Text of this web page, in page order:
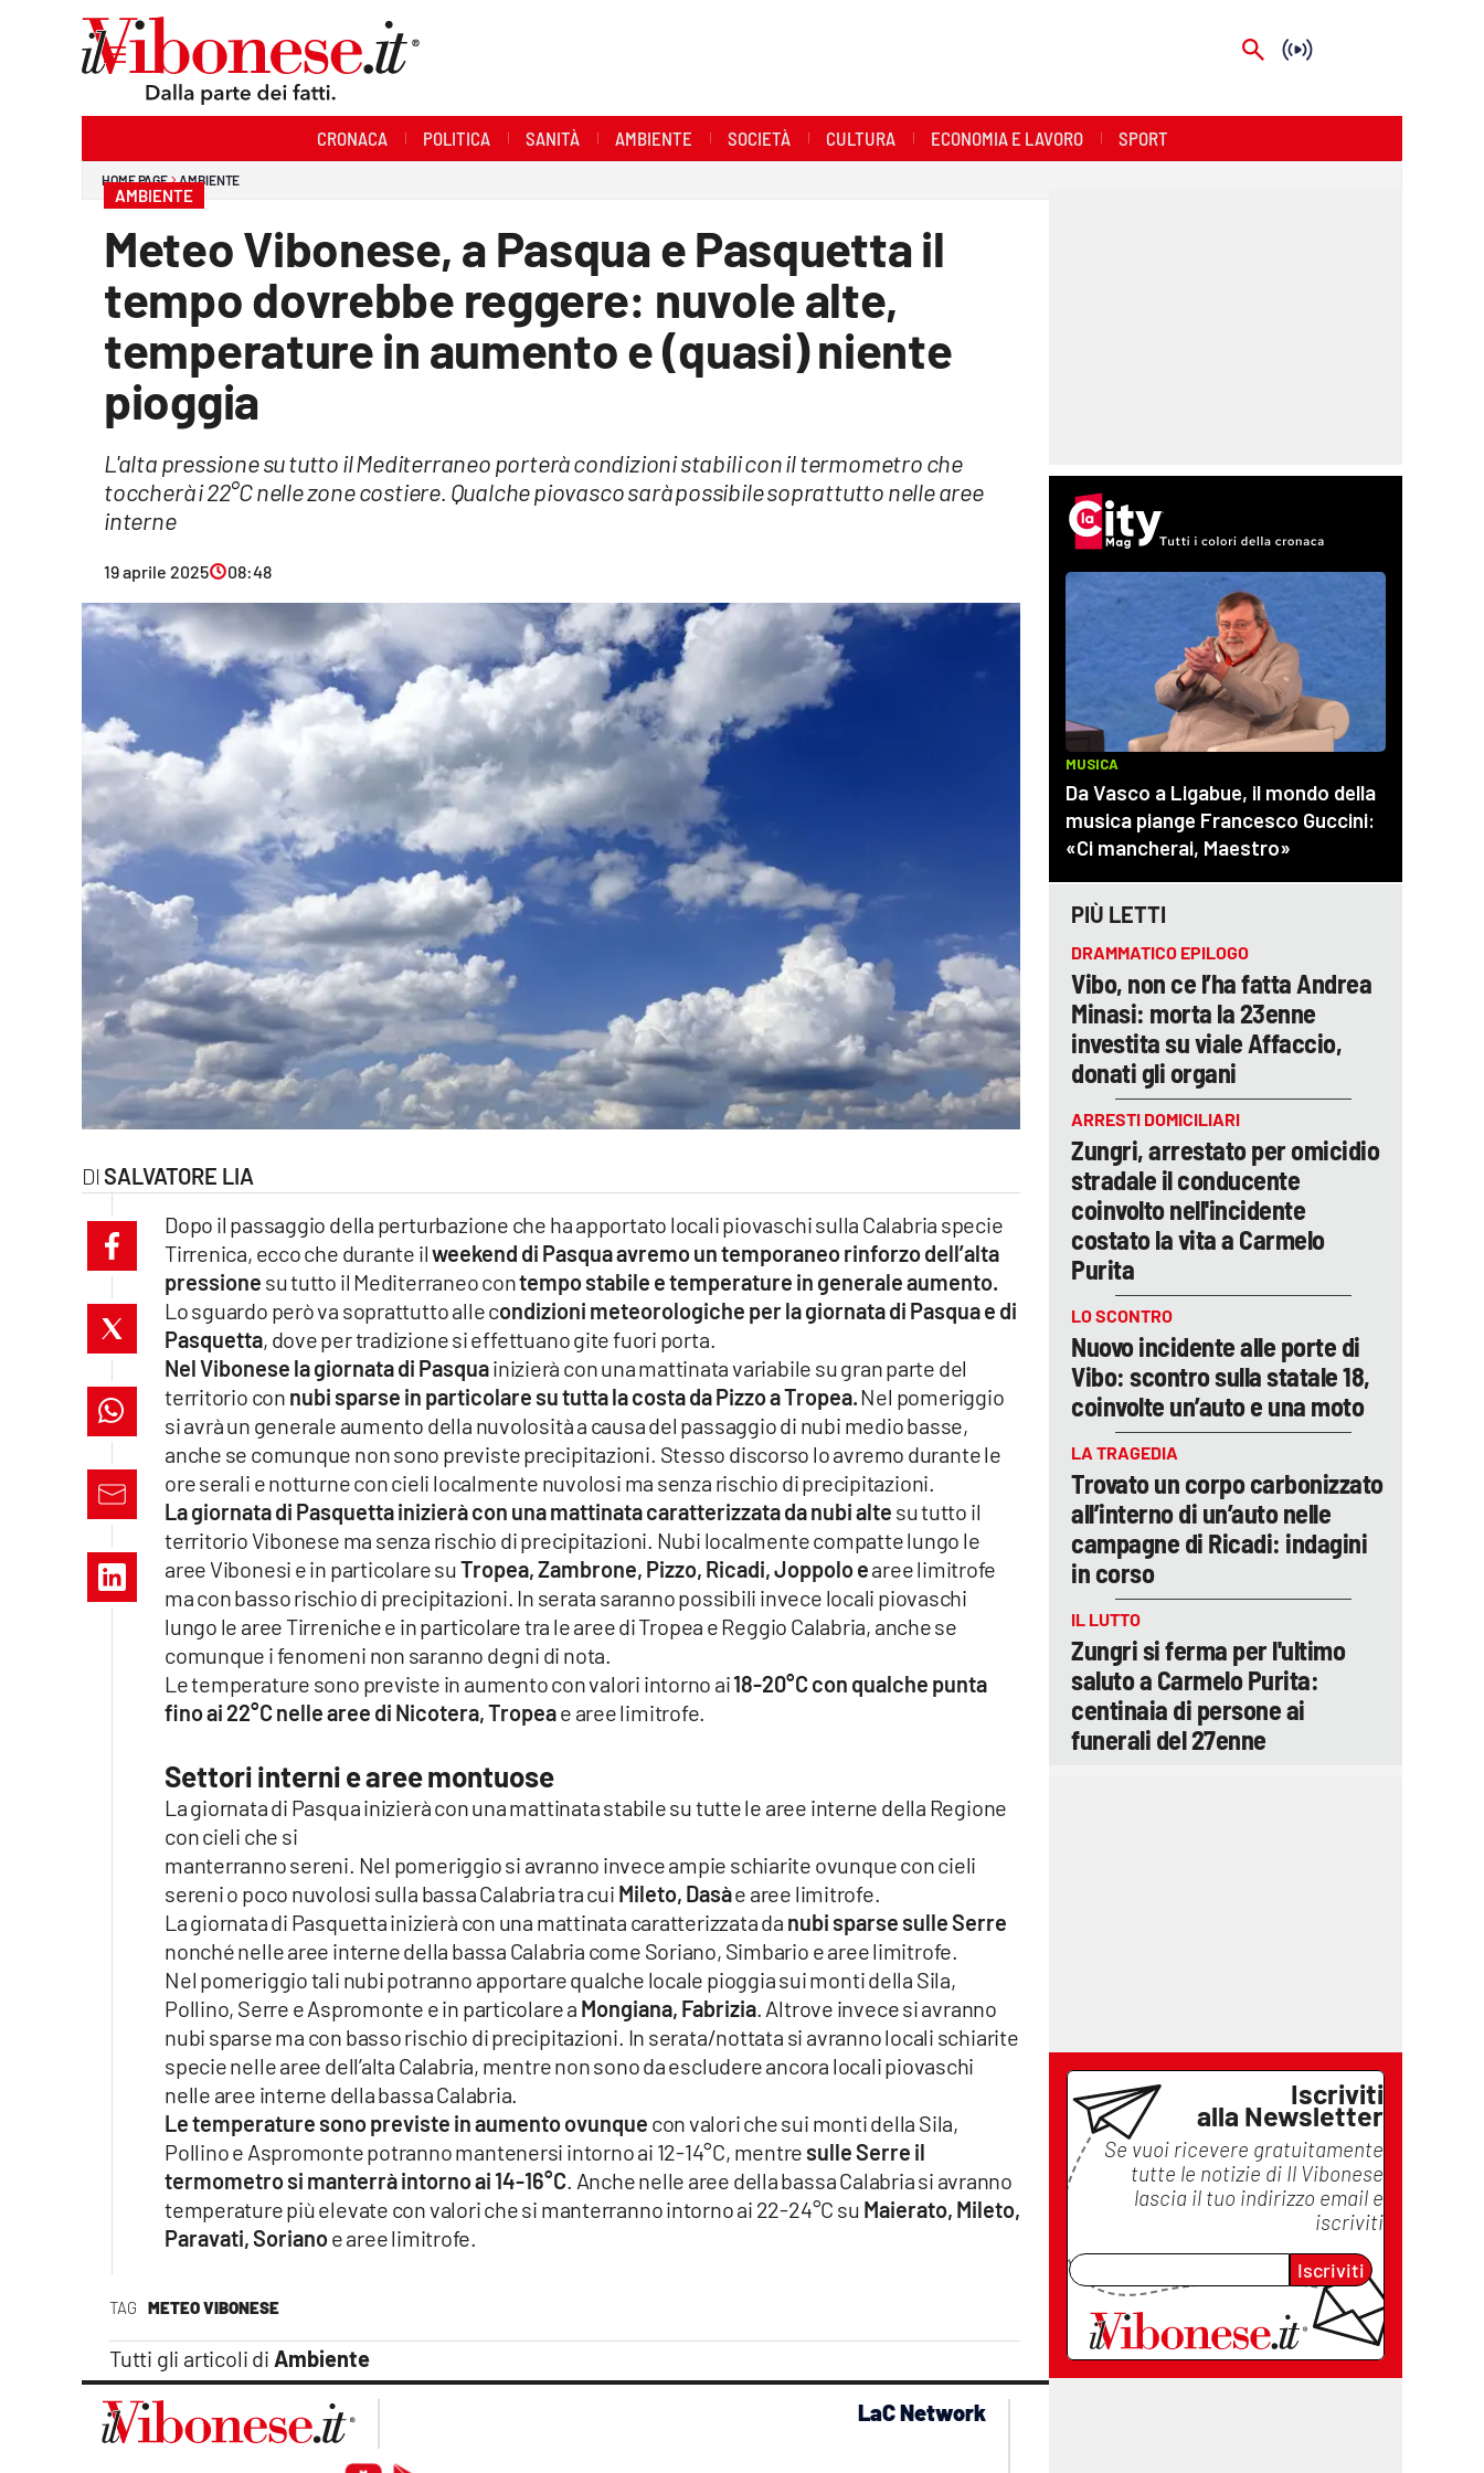
Economia e Lavoro
Streaming
Lac Network
lacitymag.it
cosenzachannel.it
catanzarochannel.it
lacapitalenews.it
CRONACA POLITICA SANITÀ AMBIENTE SOCIETÀ CULTURA ECONOMIA E LAVORO SPORT
HOME PAGE AMBIENTE
AMBIENTE
Meteo Vibonese, a Pasqua e Pasquetta il
tempo dovrebbe reggere: nuvole alte,
temperature in aumento e (quasi) niente
pioggia
L'alta pressione su tutto il Mediterraneo porterà condizioni stabili con il termometro che
toccherà i 22°C nelle zone costiere. Qualche piovasco sarà possibile soprattutto nelle aree
interne
19 aprile 2025 08:48
SALVATORE LIA
TAG METEO VIBONESE
Tutti gli articoli di Ambiente
Dopo il passaggio della perturbazione che ha apportato locali piovaschi sulla Calabria specie
Tirrenica, ecco che durante ilweekend di Pasqua avremo un temporaneo rinforzo dell’alta
pressione su tutto il Mediterraneo contempo stabile e temperature in generale aumento.
Lo sguardo però va soprattutto alle condizioni meteorologiche per la giornata di Pasqua e di
Pasquetta, dove per tradizione si effettuano gite fuori porta.
Nel Vibonese la giornata di Pasquainizierà con una mattinata variabile su gran parte del
territorio con nubi sparse in particolare su tutta la costa da Pizzo a Tropea.Nel pomeriggio
si avrà un generale aumento della nuvolosità a causa del passaggio di nubi medio basse,
anche se comunque non sono previste precipitazioni. Stesso discorso lo avremo durante le
ore serali e notturne con cieli localmente nuvolosi ma senza rischio di precipitazioni.
La giornata di Pasquetta inizierà con una mattinata caratterizzata da nubi alte su tutto il
territorio Vibonese ma senza rischio di precipitazioni. Nubi localmente compatte lungo le
aree Vibonesi e in particolare suTropea, Zambrone, Pizzo, Ricadi, Joppolo earee limitrofe
ma con basso rischio di precipitazioni. In serata saranno possibili invece locali piovaschi
lungo le aree Tirreniche e in particolare tra le aree di Tropea e Reggio Calabria, anche se
comunque i fenomeni non saranno degni di nota.
Le temperature sono previste in aumento con valori intorno ai18-20°C con qualche punta
fino ai 22°C nelle aree di Nicotera, Tropeae aree limitrofe.
Settori interni e aree montuose
La giornata di Pasqua inizierà con una mattinata stabile su tutte le aree interne della Regione
con cieli che si
manterranno sereni. Nel pomeriggio si avranno invece ampie schiarite ovunque con cieli
sereni o poco nuvolosi sulla bassa Calabria tra cui Mileto, Dasàe aree limitrofe.
La giornata di Pasquetta inizierà con una mattinata caratterizzata da nubi sparse sulle Serre
nonché nelle aree interne della bassa Calabria come Soriano, Simbario e aree limitrofe.
Nel pomeriggio tali nubi potranno apportare qualche locale pioggia sui monti della Sila,
Pollino, Serre e Aspromonte e in particolare a Mongiana, Fabrizia. Altrove invece si avranno
nubi sparse ma con basso rischio di precipitazioni. In serata/nottata si avranno locali schiarite
specie nelle aree dell’alta Calabria, mentre non sono da escludere ancora locali piovaschi
nelle aree interne della bassa Calabria.
Le temperature sono previste in aumento ovunque con valori che sui monti della Sila,
Pollino e Aspromonte potranno mantenersi intorno ai 12-14°C, mentre sulle Serre il
termometro si manterrà intorno ai 14-16°C. Anche nelle aree della bassa Calabria si avranno
temperature più elevate con valori che si manterranno intorno ai 22-24°C su Maierato, Mileto,
Paravati, Sorianoe aree limitrofe.
PIÙ LETTI
DRAMMATICO EPILOGO
Vibo, non ce l’ha fatta Andrea
Minasi: morta la 23enne
investita su viale Affaccio,
donati gli organi
ARRESTI DOMICILIARI
Zungri, arrestato per omicidio
stradale il conducente
coinvolto nell'incidente
costato la vita a Carmelo
Purita
LO SCONTRO
Nuovo incidente alle porte di
Vibo: scontro sulla statale 18,
coinvolte un’auto e una moto
LA TRAGEDIA
Trovato un corpo carbonizzato
all’interno di un’auto nelle
campagne di Ricadi: indagini
in corso
IL LUTTO
Zungri si ferma per l'ultimo
saluto a Carmelo Purita:
centinaia di persone ai
funerali del 27enne
Iscriviti
alla Newsletter
Se vuoi ricevere gratuitamente
tutte le notizie di Il Vibonese
lascia il tuo indirizzo email e
iscriviti
Iscriviti
LaC Network